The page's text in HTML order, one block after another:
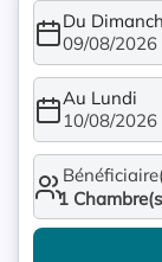
Du
09/08/2026
Au Lundi
10/08/2026
1